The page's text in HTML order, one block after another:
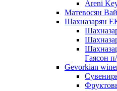
Areni
Матевосян
Шахназарян
Гаясон
Gevorkian